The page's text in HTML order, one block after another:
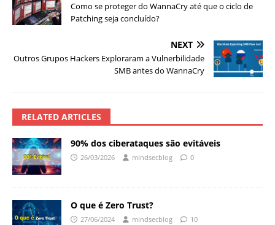
Como se proteger do WannaCry até que o ciclo de
Patching seja concluído?
NEXT
Outros Grupos Hackers Exploraram a Vulnerbilidade
SMB antes do WannaCry
RELATED ARTICLES
90% dos ciberataques são evitáveis
26/03/2026 mindsecblog 0
O que é Zero Trust?
27/06/2024 mindsecblog 10